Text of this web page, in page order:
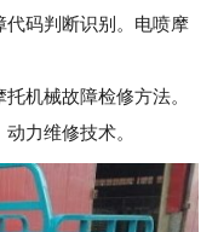
代码判断识别。电喷摩
机械故障检修方法。
力维修技术。